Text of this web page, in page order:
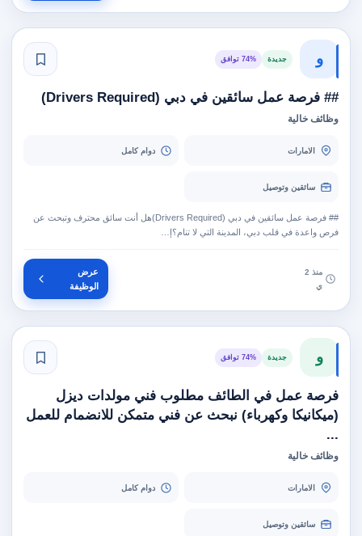
و جديدة 74% توافق
## فرصة عمل سائقين في دبي (Drivers Required)
وظائف خالية
الامارات دوام كامل
سائقين وتوصيل
## فرصة عمل سائقين في دبي (Drivers Required)هل أنت سائق محترف وتبحث عن
فرص واعدة في قلب دبي، المدينة التي لا تنام؟إ…
منذ 2
ي
عرض
الوظيفة
و جديدة 74% توافق
فرصة عمل في الطائف مطلوب فني مولدات ديزل
(ميكانيكا وكهرباء) نبحث عن فني متمكن للانضمام للعمل
...
وظائف خالية
الامارات دوام كامل
سائقين وتوصيل